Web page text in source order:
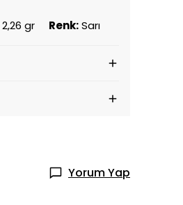
2,26 gr Renk:Sarı
Yorum Yap